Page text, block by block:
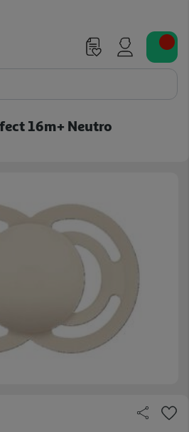
16m+ Neutro